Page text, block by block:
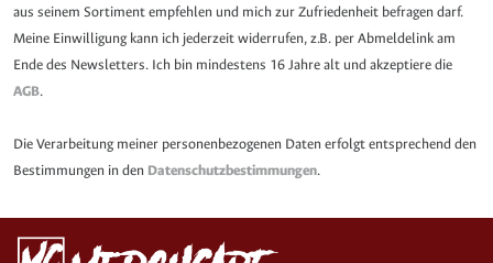
aus seinem Sortiment empfehlen und mich zur Zufriedenheit befragen darf.
Meine Einwilligung kann ich jederzeit widerrufen, z.B. per Abmeldelink am
Ende des Newsletters. Ich bin mindestens 16 Jahre alt und akzeptiere die
AGB.
Die Verarbeitung meiner personenbezogenen Daten erfolgt entsprechend den
Bestimmungen in den Datenschutzbestimmungen.